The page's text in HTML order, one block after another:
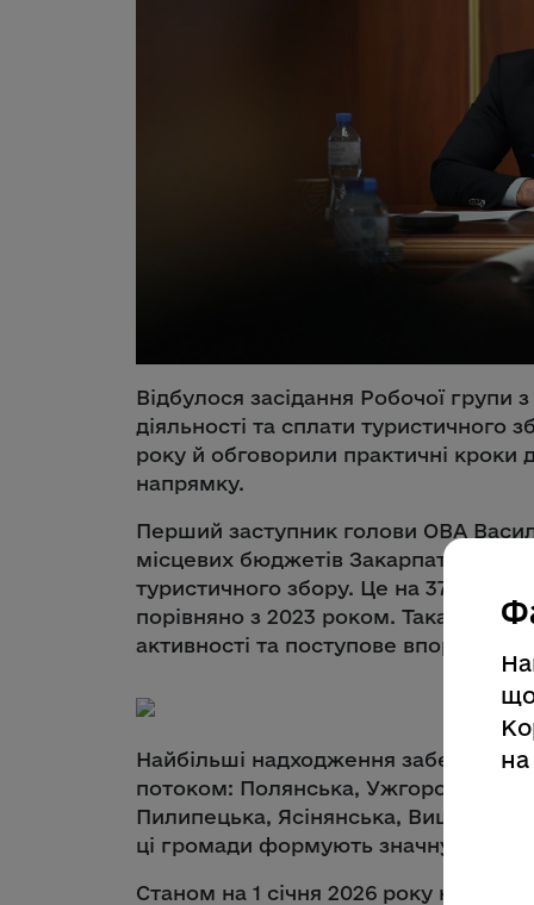
Відбулося засідання Робочої групи
діяльності та сплати туристичного
року й обговорили практичні
напрямку.
Перший заступник голови ОВА
місцевих бюджетів Закарпатської
туристичного збору. Це на 37,6%
порівняно з 2023 роком. Така
активності та поступове
Найбільші надходження
потоком: Полянська, Ужгородська,
Пилипецька, Ясінянська,
ці громади формують значну
Станом на 1 січня 2026 року на